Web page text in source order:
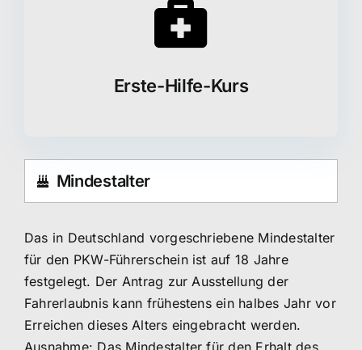
Erste-Hilfe-Kurs
Mindestalter
Das in Deutschland vorgeschriebene Mindestalter
für den PKW-Führerschein ist auf 18 Jahre
festgelegt. Der Antrag zur Ausstellung der
Fahrerlaubnis kann frühestens ein halbes Jahr vor
Erreichen dieses Alters eingebracht werden.